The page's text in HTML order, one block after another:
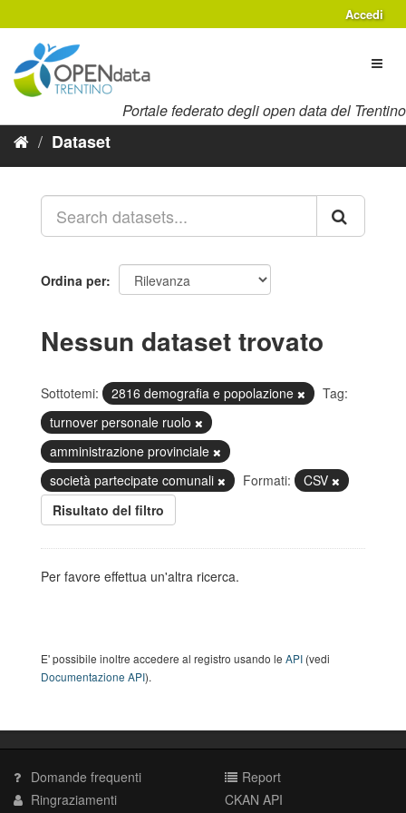
al
contenuto
Accedi
Portale federato degli open data del Trentino
Dataset
Ordina per
Nessun dataset trovato
Sottotemi: 2816 demografia e popolazione
Tag:
turnover personale ruolo
amministrazione provinciale
società partecipate comunali
Formati:
CSV
Risultato del filtro
Per favore effettua un'altra ricerca.
E' possibile inoltre accedere al registro usando le API (vedi
Documentazione API).
Domande frequenti
Ringraziamenti
Report
CKAN API